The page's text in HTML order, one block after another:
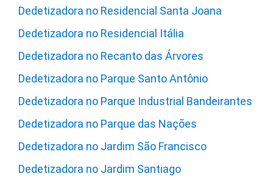
Dedetizadora no Residencial Santa Joana
Dedetizadora no Residencial Itália
Dedetizadora no Recanto das Árvores
Dedetizadora no Parque Santo Antônio
Dedetizadora no Parque Industrial Bandeirantes
Dedetizadora no Parque das Nações
Dedetizadora no Jardim São Francisco
Dedetizadora no Jardim Santiago